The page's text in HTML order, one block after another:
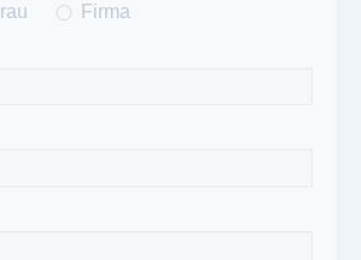
Firma